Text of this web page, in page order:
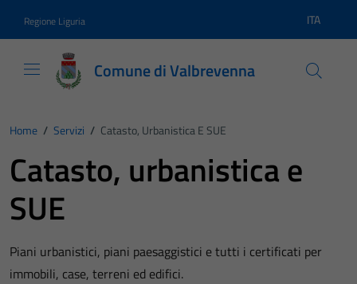
Regione Liguria Lingua
ITA
Comune di Valbrevenna
Home / Servizi / Catasto, Urbanistica E SUE
Catasto, urbanistica e
SUE
Piani urbanistici, piani paesaggistici e tutti i certificati per
immobili, case, terreni ed edifici.